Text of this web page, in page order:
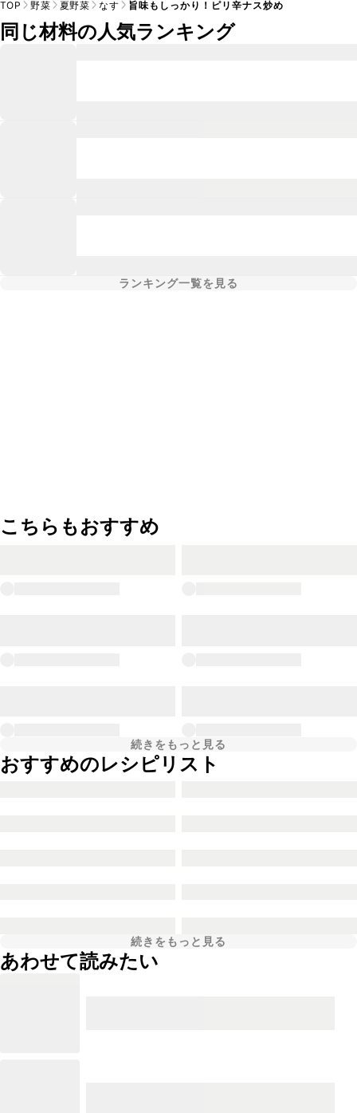
TOP 野菜 夏野菜 なす 旨味もしっかり！ピリ辛ナス炒め
同じ材料の人気ランキング
ランキング一覧を見る
こちらもおすすめ
続きをもっと見る
おすすめのレシピリスト
続きをもっと見る
あわせて読みたい